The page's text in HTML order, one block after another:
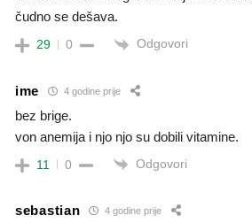
čudno se dešava.
29 0 Odgovori
ime 4 godine prije
bez brige.
von anemija i njo njo su dobili vitamine.
11 0 Odgovori
sebastian 4 godine prije